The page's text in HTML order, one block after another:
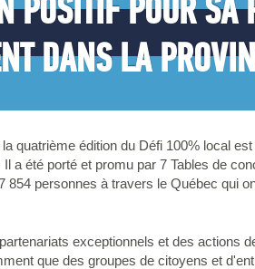
POUR SA
DANS LA
quatrième édition du Défi 100% local
a été porté et promu par 7 Tables de
personnes à travers le Québec qui
exceptionnels et des actions
que des groupes de citoyens et